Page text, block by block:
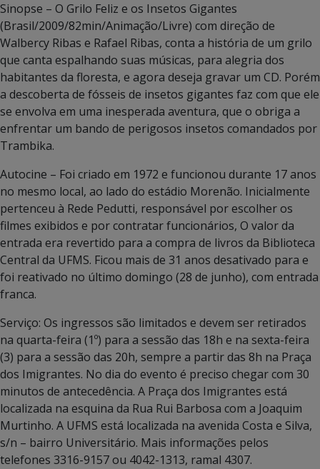
Sinopse – O Grilo Feliz e os Insetos Gigantes
(Brasil/2009/82min/Animação/Livre) com direção de
Walbercy Ribas e Rafael Ribas, conta a história de um grilo
que canta espalhando suas músicas, para alegria dos
habitantes da floresta, e agora deseja gravar um CD. Porém
a descoberta de fósseis de insetos gigantes faz com que ele
se envolva em uma inesperada aventura, que o obriga a
enfrentar um bando de perigosos insetos comandados por
Trambika.
Autocine – Foi criado em 1972 e funcionou durante 17 anos
no mesmo local, ao lado do estádio Morenão. Inicialmente
pertenceu à Rede Pedutti, responsável por escolher os
filmes exibidos e por contratar funcionários, O valor da
entrada era revertido para a compra de livros da Biblioteca
Central da UFMS. Ficou mais de 31 anos desativado para e
foi reativado no último domingo (28 de junho), com entrada
franca.
Serviço: Os ingressos são limitados e devem ser retirados
na quarta-feira (1º) para a sessão das 18h e na sexta-feira
(3) para a sessão das 20h, sempre a partir das 8h na Praça
dos Imigrantes. No dia do evento é preciso chegar com 30
minutos de antecedência. A Praça dos Imigrantes está
localizada na esquina da Rua Rui Barbosa com a Joaquim
Murtinho. A UFMS está localizada na avenida Costa e Silva,
s/n – bairro Universitário. Mais informações pelos
telefones 3316-9157 ou 4042-1313, ramal 4307.